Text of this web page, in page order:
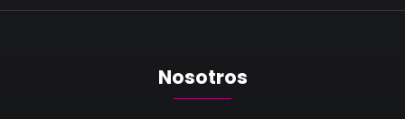
Nosotros